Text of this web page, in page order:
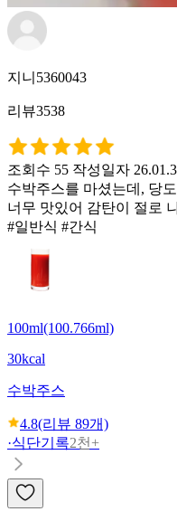
지니5360043
리뷰3538
조회수 55 작성일자
수박주스를 마셨는데, 당
너무 맛있어 감탄이 절로
#일반식 #간식
100ml(100.766ml)
30kcal
수박주스
4.8(리뷰 89개)
·식단기록2천+